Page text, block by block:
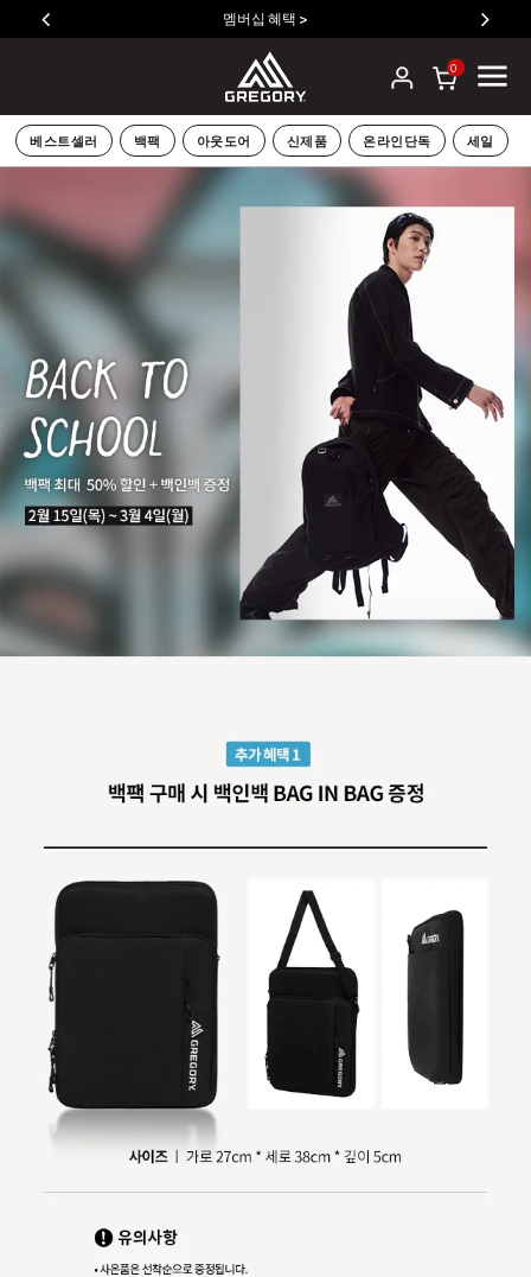
멤버십 혜택 >
0
베스트셀러 백팩 아웃도어 신제품 온라인단독 세일